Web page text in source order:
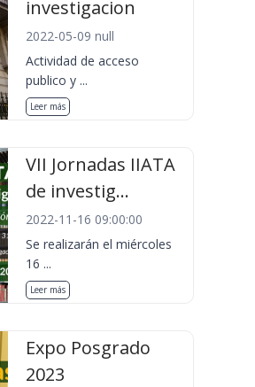
investigacion
2022-05-09 null
Actividad de acceso
publico y ...
Leer más
VII Jornadas IIATA
de investig...
2022-11-16 09:00:00
Se realizarán el miércoles
16 ...
Leer más
Expo Posgrado
2023